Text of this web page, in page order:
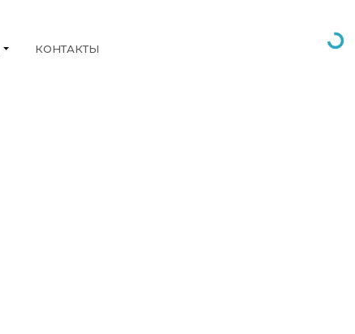
КОНТАКТЫ